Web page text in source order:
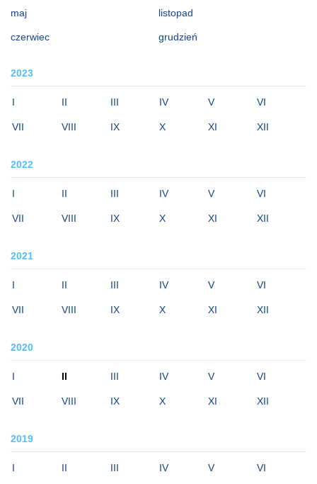
maj
czerwiec
listopad
grudzień
2023
I II III IV V VI
VII VIII IX X XI XII
2022
I II III IV V VI
VII VIII IX X XI XII
2021
I II III IV V VI
VII VIII IX X XI XII
2020
I II III IV V VI
VII VIII IX X XI XII
2019
I II III IV V VI